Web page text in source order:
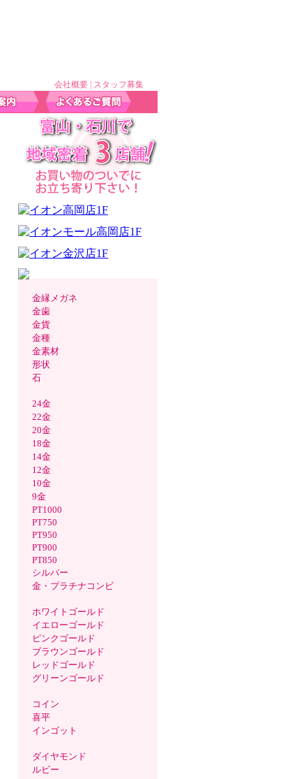
会社概要 スタッフ募集
金縁メガネ
金歯
金貨
金種
金素材
形状
石
24金
22金
20金
18金
14金
12金
10金
9金
PT1000
PT750
PT950
PT900
PT850
シルバー
金・プラチナコンビ
ホワイトゴールド
イエローゴールド
ピンクゴールド
ブラウンゴールド
レッドゴールド
グリーンゴールド
コイン
喜平
インゴット
ダイヤモンド
ルビー